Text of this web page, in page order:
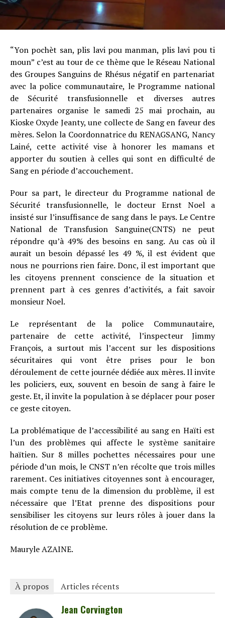
“Yon pochèt san, plis lavi pou manman, plis lavi pou ti
moun” c’est au tour de ce thème que le Réseau National
des Groupes Sanguins de Rhésus négatif en partenariat
avec la police communautaire, le Programme national
de Sécurité transfusionnelle et diverses autres
partenaires organise le samedi 25 mai prochain, au
Kioske Oxyde Jeanty, une collecte de Sang en faveur des
mères. Selon la Coordonnatrice du RENAGSANG, Nancy
Lainé, cette activité vise à honorer les mamans et
apporter du soutien à celles qui sont en difficulté de
Sang en période d’accouchement.
Pour sa part, le directeur du Programme national de
Sécurité transfusionnelle, le docteur Ernst Noel a
insisté sur l’insuffisance de sang dans le pays. Le Centre
National de Transfusion Sanguine(CNTS) ne peut
répondre qu’à 49% des besoins en sang. Au cas où il
aurait un besoin dépassé les 49 %, il est évident que
nous ne pourrions rien faire. Donc, il est important que
les citoyens prennent conscience de la situation et
prennent part à ces genres d’activités, a fait savoir
monsieur Noel.
Le représentant de la police Communautaire,
partenaire de cette activité, l’inspecteur Jimmy
François, a surtout mis l’accent sur les dispositions
sécuritaires qui vont être prises pour le bon
déroulement de cette journée dédiée aux mères. Il invite
les policiers, eux, souvent en besoin de sang à faire le
geste. Et, il invite la population à se déplacer pour poser
ce geste citoyen.
La problématique de l’accessibilité au sang en Haïti est
l’un des problèmes qui affecte le système sanitaire
haïtien. Sur 8 milles pochettes nécessaires pour une
période d’un mois, le CNST n’en récolte que trois milles
rarement. Ces initiatives citoyennes sont à encourager,
mais compte tenu de la dimension du problème, il est
nécessaire que l’Etat prenne des dispositions pour
sensibiliser les citoyens sur leurs rôles à jouer dans la
résolution de ce problème.
Mauryle AZAINE.
À propos Articles récents
Jean Corvington